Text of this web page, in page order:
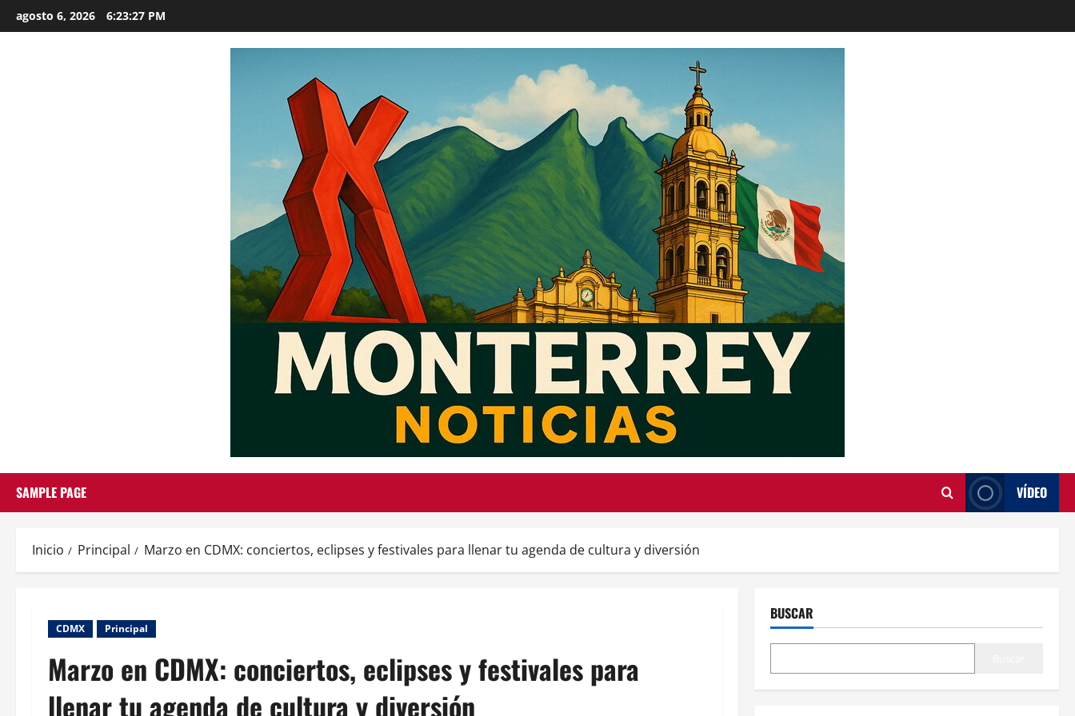
al
agosto 6, 2026 6:23:28 PM
SAMPLE PAGE VÍDEO
Inicio Principal Marzo en CDMX: conciertos, eclipses y festivales para llenar tu agenda de cultura y diversión
CDMX Principal
Marzo en CDMX: conciertos, eclipses y festivales para
llenar tu agenda de cultura y diversión
BUSCAR